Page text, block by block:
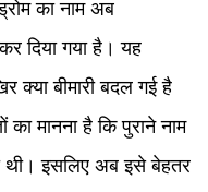
का नाम अब
दिया गया है। यह
बीमारी बदल गई है
मानना है कि पुराने नाम
थी। इसलिए अब इसे बेहतर